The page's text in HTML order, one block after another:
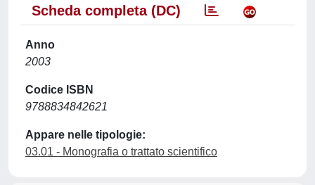
Scheda completa (DC)
Anno
2003
Codice ISBN
9788834842621
Appare nelle tipologie:
03.01 - Monografia o trattato scientifico